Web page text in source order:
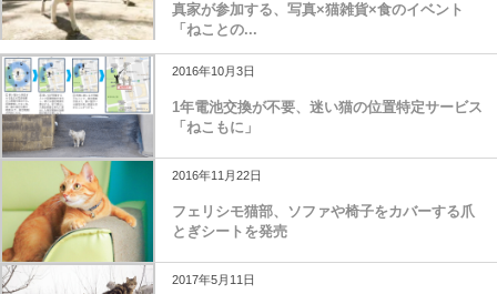
真家が参加する、写真×猫雑貨×食のイベント
「ねことの...
2016年10月3日
1年電池交換が不要、迷い猫の位置特定サービス
「ねこもに」
2016年11月22日
フェリシモ猫部、ソファや椅子をカバーする爪
とぎシートを発売
2017年5月11日